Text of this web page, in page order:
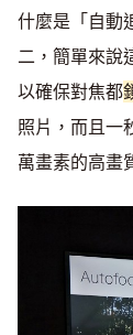
什麼是「自動
二，簡單來說
以確保對焦都
照片，而且一
萬畫素的高畫